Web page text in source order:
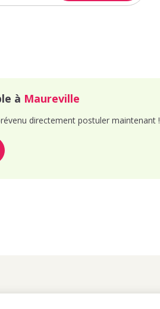
à Maureville
directement postuler maintenant !